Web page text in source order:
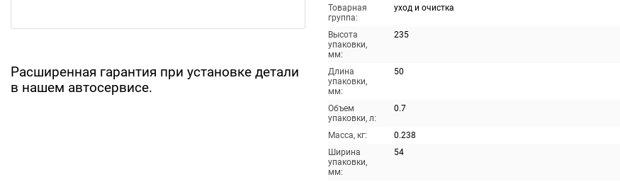
Расширенная гарантия при установке детали
в нашем автосервисе.
Товарная
группа:
уход и очистка
Высота
упаковки,
мм:
235
Длина
упаковки,
мм:
50
Объем
упаковки, л:
0.7
Масса, кг:
0.238
Ширина
упаковки,
мм:
54